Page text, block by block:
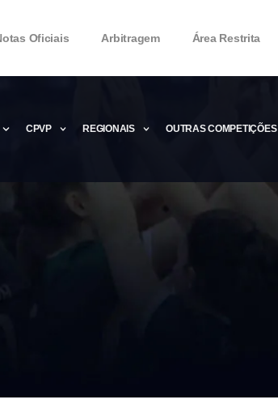
Oficiais Arbitragem Área Restrita
Product Key 2020 – Free Product Keys
CPVP REGIONAIS OUTRAS COMPETIÇÕES